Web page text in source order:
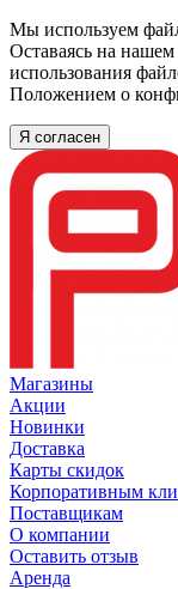
Мы используем
Оставаясь на нашем
использования
Положением о
Я согласен
Магазины
Акции
Новинки
Доставка
Карты скидок
Корпоративным
Поставщикам
О компании
Оставить отзыв
Аренда